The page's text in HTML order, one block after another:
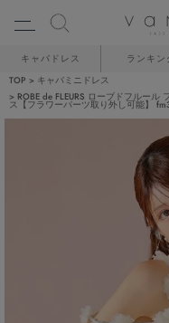
キャバドレス ランキン
TOP
キャバミニドレス
ROBE de FLEURS ローブドフルー
ス【フラワーパーツ取り外し可能】